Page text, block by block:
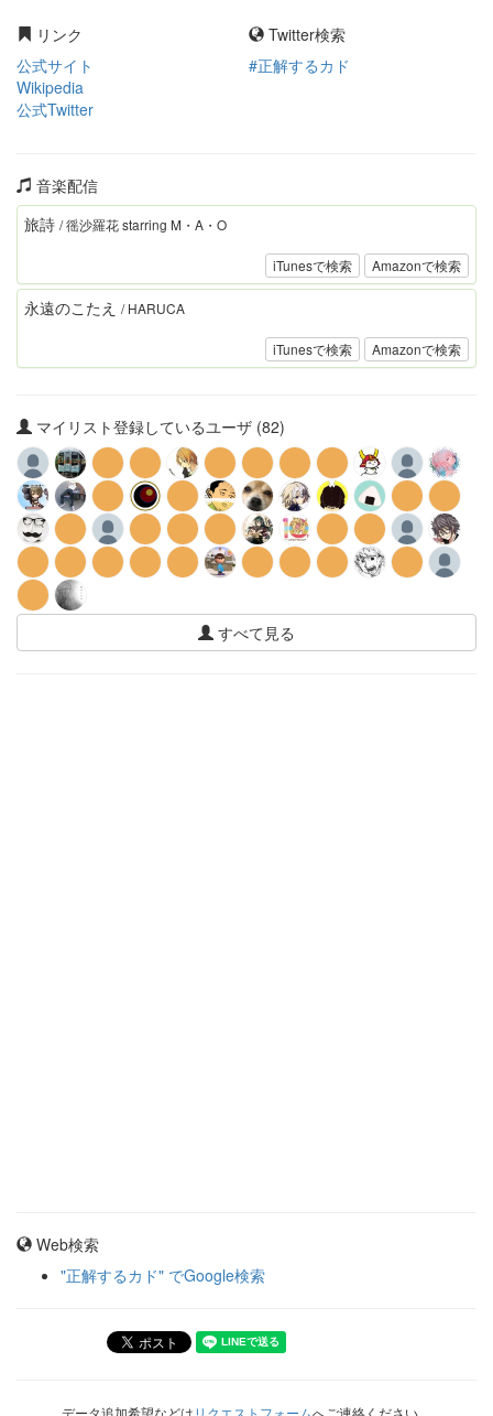
リンク
公式サイト
Wikipedia
公式Twitter
Twitter検索
#正解するカド
音楽配信
iTunesで検索 Amazonで検索
旅詩 / 徭沙羅花 starring M・A・O
iTunesで検索 Amazonで検索
永遠のこたえ / HARUCA
マイリスト登録しているユーザ (82)
すべて見る
Web検索
"正解するカド" でGoogle検索
データ追加希望などはリクエストフォームへご連絡ください。